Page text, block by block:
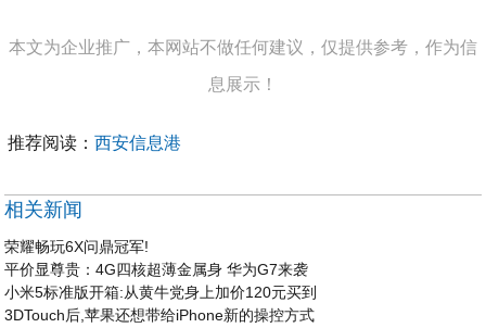
本文为企业推广，本网站不做任何建议，仅提供参考，作为信
息展示！
推荐阅读：西安信息港
相关新闻
荣耀畅玩6X问鼎冠军!
平价显尊贵：4G四核超薄金属身 华为G7来袭
小米5标准版开箱:从黄牛党身上加价120元买到
3DTouch后,苹果还想带给iPhone新的操控方式